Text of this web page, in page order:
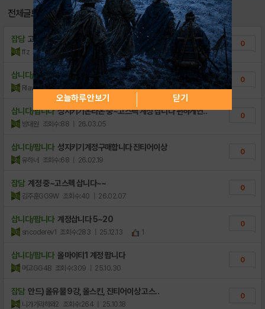
전체글보기
잡담 고스펙 계정 사요 편하게 제시
ffz 조회수:56 | 26.06.17
0
삽니다/팝니다 고스팩 계정 삽니다
Rlawjddnqw 조회수:53 | 26.05.16
0
삽니다/팝니다 성지키기온라온 중~고스팩 계정 삽니다 편하게연..
방대원 조회수:88 | 26.03.05
0
삽니다/팝니다 성지키기계정구매합니다 진티어이상
유하너 조회수:68 | 26.02.19
0
잡담 계정 중~고스펙 삽니다~~
김주훈GG9W 조회수:40 | 26.02.07
0
삽니다/팝니다 계정삽니다 5~20
sncoderev1 조회수:283 | 25.12.13 1
0
삽니다/팝니다 올마이티1 계정 팝니다
머고GG4B 조회수:309 | 25.10.30
0
잡담 안드) 올유물 9강, 올스킨, 진티어이상 고스..
니가가라하와2 조회수:264 | 25.10.18
0
오늘하루 안보기 닫기